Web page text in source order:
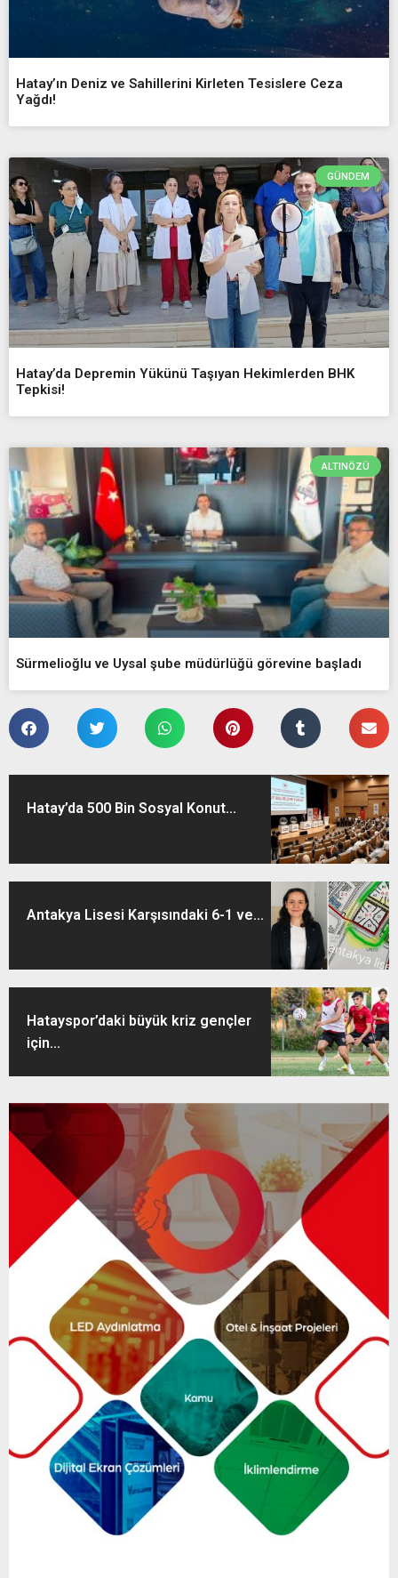
Hatay’ın Deniz ve Sahillerini Kirleten Tesislere Ceza
Yağdı!
GÜNDEM
Hatay’da Depremin Yükünü Taşıyan Hekimlerden BHK
Tepkisi!
ALTINÖZÜ
Sürmelioğlu ve Uysal şube müdürlüğü görevine başladı
Hatay’da 500 Bin Sosyal Konut...
Antakya Lisesi Karşısındaki 6-1 ve...
Hatayspor’daki büyük kriz gençler
için...